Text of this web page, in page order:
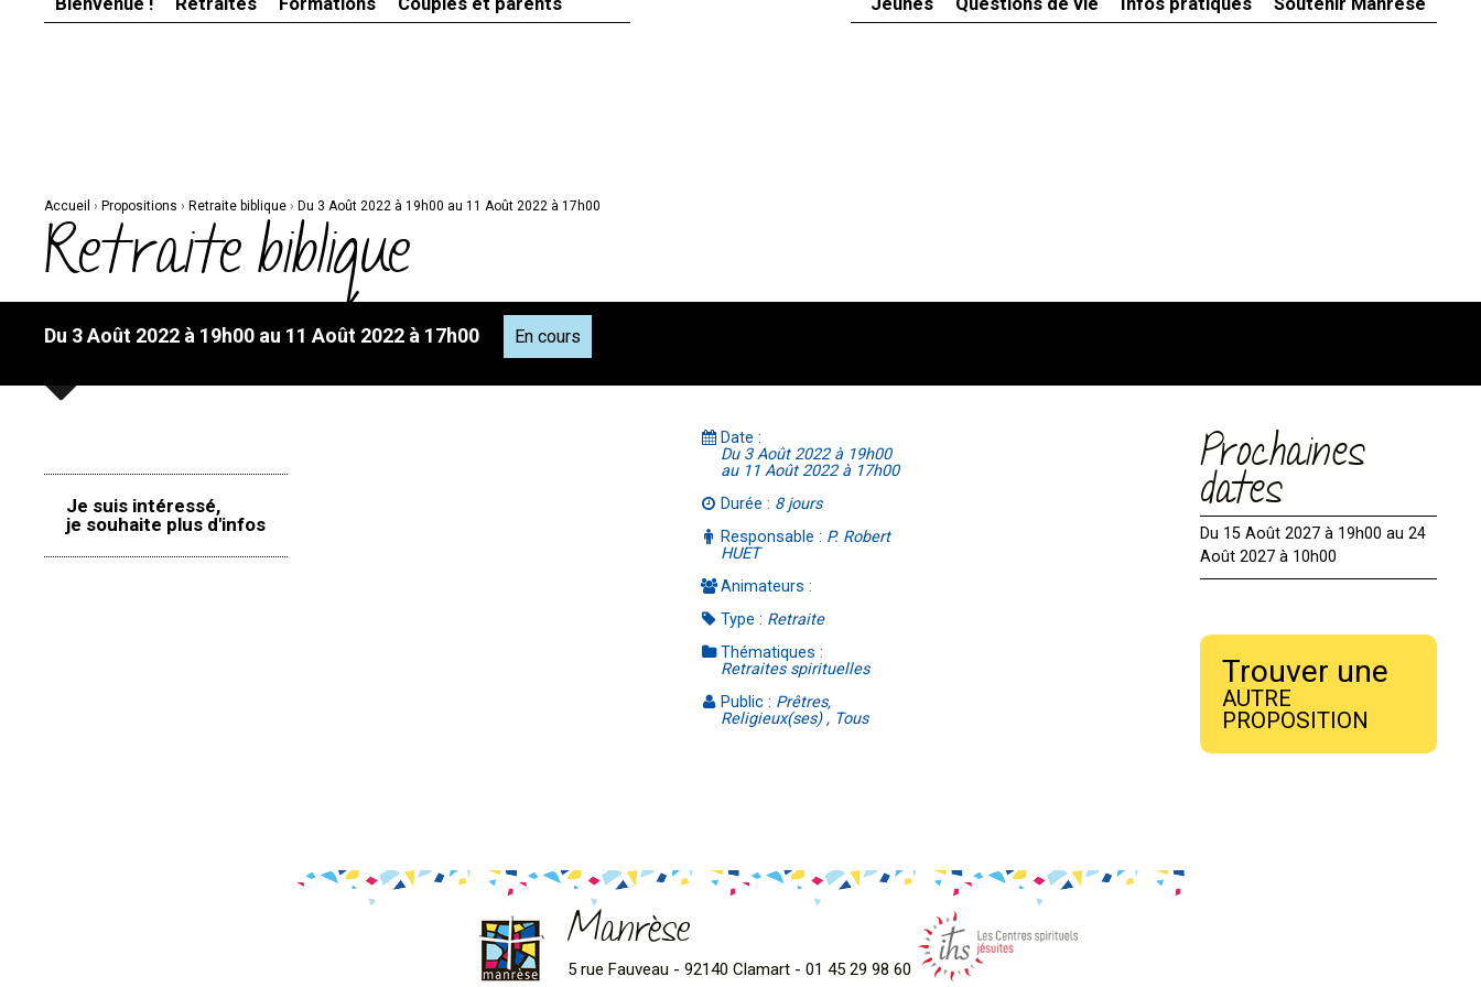
Accueil › Propositions › Retraite biblique › Du 3 Août 2022 à 19h00 au 11 Août 2022 à 17h00
Retraite biblique
Du 3 Août 2022 à 19h00 au 11 Août 2022 à 17h00 En cours
Je suis intéressé,
je souhaite plus d'infos
Date :
Du 3 Août 2022 à 19h00
au 11 Août 2022 à 17h00
Durée : 8 jours
Responsable : P. Robert
HUET
Animateurs :
Type : Retraite
Thématiques :
Retraites spirituelles
Public : Prêtres,
Religieux(ses) , Tous
Prochaines
dates
Du 15 Août 2027 à 19h00 au 24
Août 2027 à 10h00
Trouver une
AUTRE
PROPOSITION
Manrèse
5 rue Fauveau - 92140 Clamart - 01 45 29 98 60